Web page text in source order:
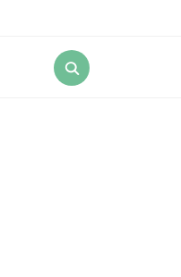
Search
for: